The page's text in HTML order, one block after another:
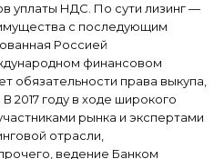
уплаты НДС. По сути лизинг —
с последующим
Россией
финансовом
обязательности права выкупа,
2017 году в ходе широкого
рынка и экспертами
отрасли,
ведение Банком